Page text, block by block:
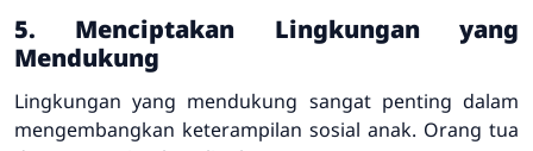
5. Menciptakan Lingkungan yang
Mendukung
Lingkungan yang mendukung sangat penting dalam
mengembangkan keterampilan sosial anak. Orang tua